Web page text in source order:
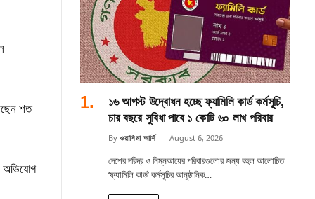
শত
অভিযোগ
১৬ আগস্ট উদ্বোধন হচ্ছে ফ্যামিলি কার্ড কর্মসূচি,
চার বছরে সুবিধা পাবে ১ কোটি ৬০ লাখ পরিবার
By ওয়াসিমা আর্শি August 6, 2026
দেশের দরিদ্র ও নিম্নআয়ের পরিবারগুলোর জন্য বহুল আলোচিত
‘ফ্যামিলি কার্ড’ কর্মসূচির আনুষ্ঠানিক…